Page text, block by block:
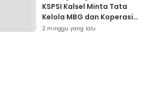
KSPSI Kalsel Minta Tata
Kelola MBG dan Koperasi
Desa Dievaluasi
2 minggu yang lalu